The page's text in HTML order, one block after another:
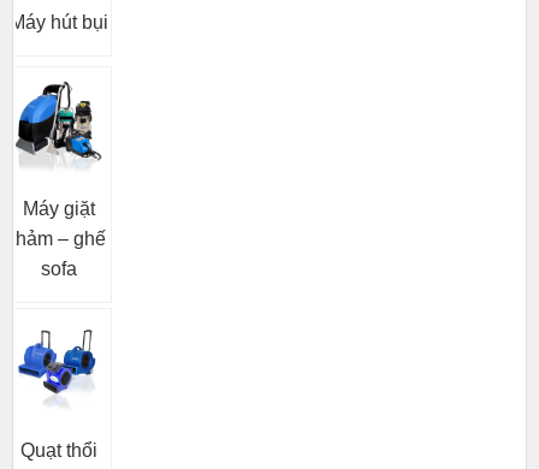
Máy hút bụi
Máy giặt
thảm – ghế
sofa
Quạt thổi